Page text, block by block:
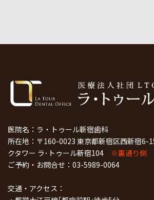
医院名：ラ・トゥール新宿歯科
所在地：〒160-0023 東京都新宿区西新宿6-
クタワー ラ･トゥール新宿104 ※裏通り側
ご予約・お問合せ： 03-5989-0064
交通・アクセス：